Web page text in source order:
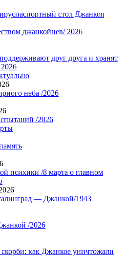
паспортный стол Джанкоя
джанкойцев/ 2026
друг друга и хранят
неба /2026
/2026
психики /8 марта о главном
— Джанкой/1943
/2026
как Джанкое уничтожали